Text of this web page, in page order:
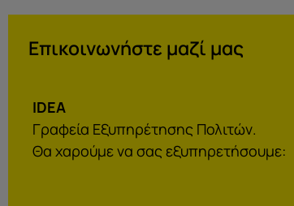
Επικοινωνήστε μαζί μας
IDEA
Γραφεία Εξυπηρέτησης Πολιτών.
Θα χαρούμε να σας εξυπηρετήσουμε: